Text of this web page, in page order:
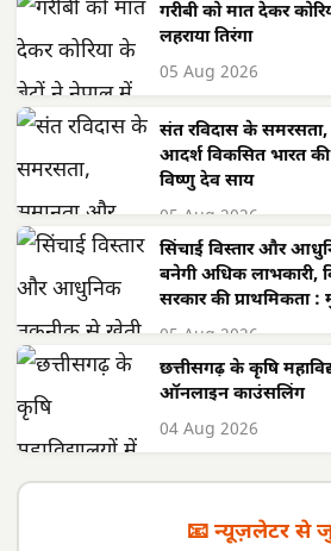
गरीबी को मात देकर
लहराया तिरंगा
05 Aug 2026
संत रविदास के
आदर्श विकसित भारत
विष्णु देव साय
05 Aug 2026
सिंचाई विस्तार और
बनेगी अधिक लाभकारी,
सरकार की प्राथमिकता :
05 Aug 2026
छत्तीसगढ़ के कृषि
ऑनलाइन काउंसलिंग
04 Aug 2026
📧 न्यूज़लेटर से